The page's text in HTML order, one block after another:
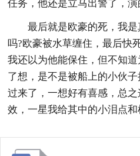
任务，他还是立马出警了，演
最后就是欧豪的死，我
吗?欧豪被水草缠住，最后快
我还以为他能保住，但不知
了想，是不是被船上的小伙
过来了，一想好有喜感，总
效，一星我给其中的小泪点和